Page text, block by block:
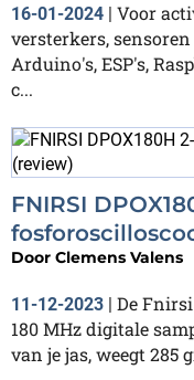
16-01-2024
Voor
versterkers,
Arduino's, ESP's,
c...
FNIRSI
Door Clemens Valens
11-12-2023
De
180 MHz digitale
van je jas, weegt 285